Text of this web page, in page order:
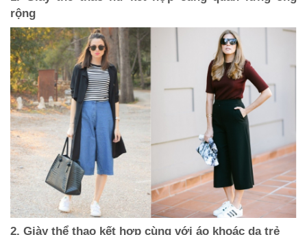
rộng
2. Giày thể thao kết hợp cùng với áo khoác dạ trẻ